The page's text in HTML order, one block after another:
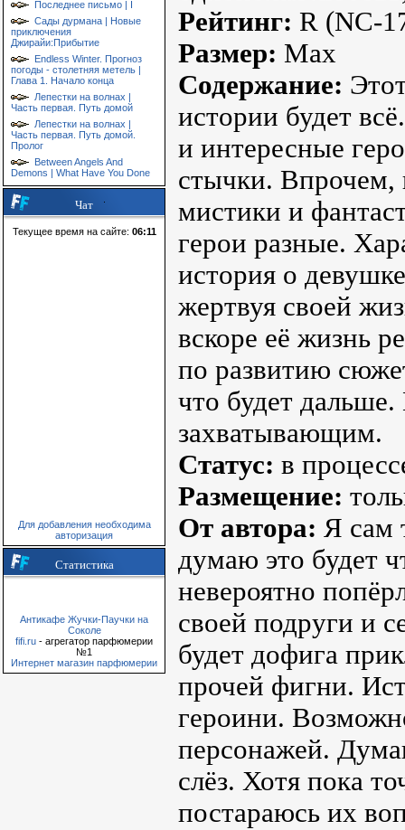
Последнее письмо | I
Сады дурмана | Новые
приключения
Джирайи:Прибытие
Endless Winter. Прогноз
погоды - столетняя метель |
Глава 1. Начало конца
Лепестки на волнах |
Часть первая. Путь домой
Лепестки на волнах |
Часть первая. Путь домой.
Пролог
Between Angels And
Demons | What Have You Done
Чат
Текущее время на сайте: 06:11
Для добавления необходима
авторизация
Статистика
Антикафе Жучки-Паучки на
Соколе
fifi.ru - агрегатор парфюмерии
№1
Интернет магазин парфюмерии
Рейтинг: R (NC-
Размер: Max
Содержание:
истории будет
и интересные
стычки. Впрочем,
мистики и
герои разные.
история о
жертвуя своей
вскоре её жизнь
по развитию
что будет
захватывающим.
Статус: в
Размещение:
От автора: Я сам
думаю это будет
невероятно
своей подруги и
будет дофига
прочей фигни.
героини.
персонажей.
слёз. Хотя пока
постараюсь их